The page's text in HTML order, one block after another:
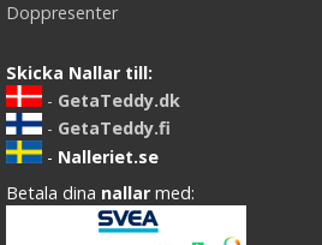
Doppresenter
Skicka Nallar till:
- GetaTeddy.dk
- GetaTeddy.fi
- Nalleriet.se
Betala dina nallar med: